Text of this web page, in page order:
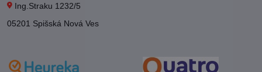
Ing.Straku 1232/5
05201 Spišská Nová Ves